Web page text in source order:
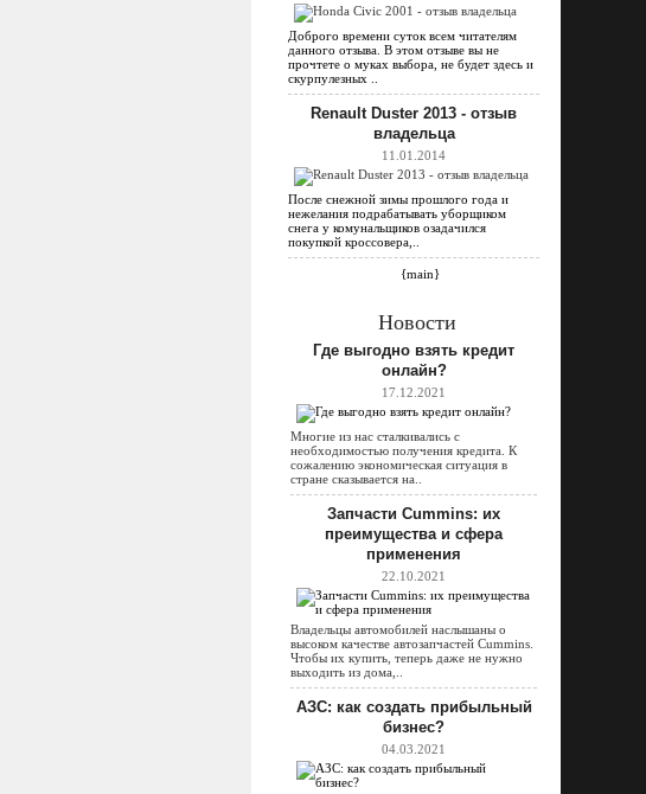
Доброго времени суток всем читателям
данного отзыва. В этом отзыве вы не
прочтете о муках выбора, не будет здесь и
скурпулезных ..
Renault Duster 2013 - отзыв
владельца
11.01.2014
После снежной зимы прошлого года и
нежелания подрабатывать уборщиком
снега у комунальщиков озадачился
покупкой кроссовера,..
{main}
Новости
Где выгодно взять кредит
онлайн?
17.12.2021
Многие из нас сталкивались с
необходимостью получения кредита. К
сожалению экономическая ситуация в
стране сказывается на..
Запчасти Cummins: их
преимущества и сфера
применения
22.10.2021
Владельцы автомобилей наслышаны о
высоком качестве автозапчастей Cummins.
Чтобы их купить, теперь даже не нужно
выходить из дома,..
АЗС: как создать прибыльный
бизнес?
04.03.2021